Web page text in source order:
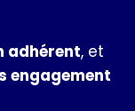
adhérent, et
engagement